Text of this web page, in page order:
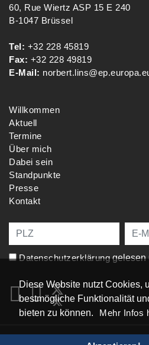
Diese Website nutzt Cookies,
bestmögliche Funktionalität
bieten zu können.
Mehr Infos
60, Rue Wiertz ASP 15 E 240
B-1047 Brüssel
Tel: +32 228 45819
Fax: +32 228 49819
E-Mail:
Willkommen
Aktuell
Termine
Über mich
Dabei sein
Standpunkte
Presse
Kontakt
Datenschutzerklärunggelesen
Datenschutz